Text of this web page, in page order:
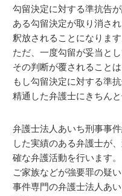
勾留決定に対する準抗告
ある勾留決定が取り消さ
釈放されることになります
ただ、一度勾留が妥当と
その判断が覆されること
もし勾留決定に対する準
精通した弁護士にきちん
弁護士法人あいち刑事事
した実績のある弁護士が
確な弁護活動を行います。
ご家族などが強要罪の疑
事件専門の弁護士法人あ